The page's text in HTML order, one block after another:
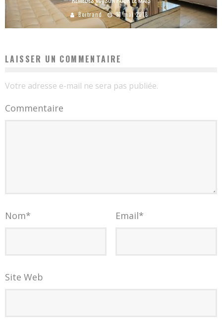
Bertrand 31 mai 2018
LAISSER UN COMMENTAIRE
Votre adresse e-mail ne sera pas publiée.
Commentaire
Nom* Email*
Site Web